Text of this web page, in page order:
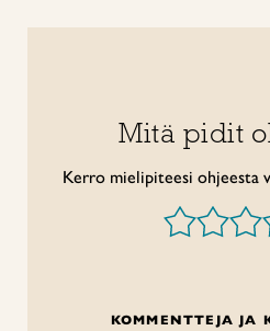
Mitä pidit
Kerro mielipiteesi ohjeesta
KOMMENTTEJA JA